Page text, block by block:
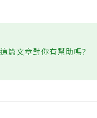
這篇文章對你有幫助嗎?